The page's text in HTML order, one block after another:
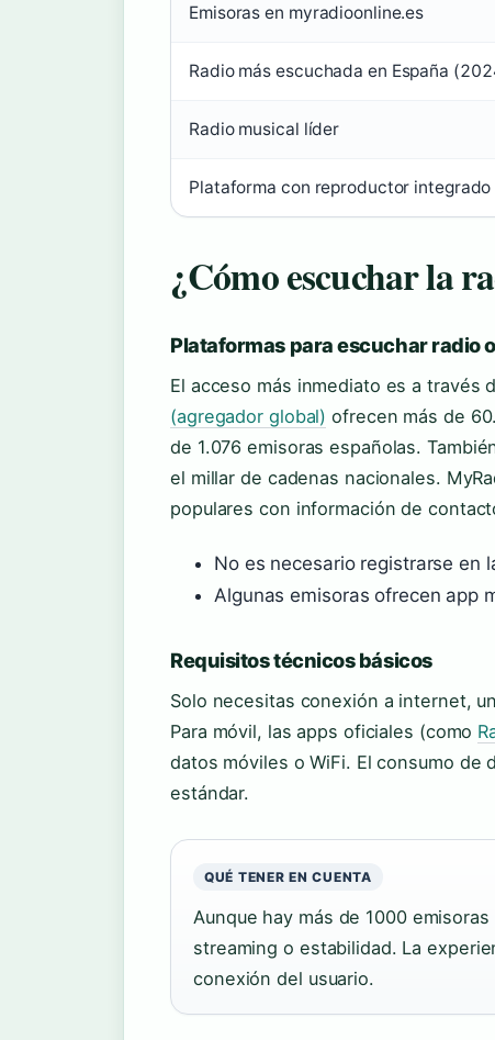
Emisoras en myradioonline.es
Radio más escuchada en España
Radio musical líder
Plataforma con reproductor integrado
¿Cómo escuchar la
Plataformas para escuchar radio
El acceso más inmediato es a través
(agregador global) ofrecen más de
de 1.076 emisoras españolas.
el millar de cadenas nacionales.
populares con información de
No es necesario registrarse en
Algunas emisoras ofrecen app
Requisitos técnicos básicos
Solo necesitas conexión a internet,
Para móvil, las apps oficiales (como
datos móviles o WiFi. El consumo de
estándar.
QUÉ TENER EN CUENTA
Aunque hay más de 1000
streaming o estabilidad. La
conexión del usuario.